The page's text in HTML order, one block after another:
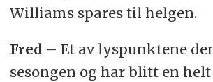
Williams spares til helgen.
Fred – Et av lyspunktene
sesongen og har blitt en